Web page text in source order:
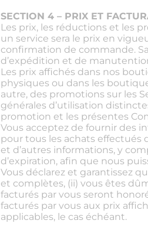
SECTION 4 – PRIX ET
Les prix, les réductions et les
un service sera le prix en
confirmation de commande.
d’expédition et de
Les prix affichés dans nos
physiques ou dans les
autre, des promotions sur les
générales d’utilisation
promotion et les présentes
Vous acceptez de fournir des
pour tous les achats
et d’autres informations, y
d’expiration, afin que nous
Vous déclarez et garantissez
et complètes, (ii) vous êtes
facturés par vous seront
facturés par vous aux prix
applicables, le cas échéant.